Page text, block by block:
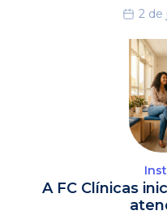
2 de
A FC Clínicas